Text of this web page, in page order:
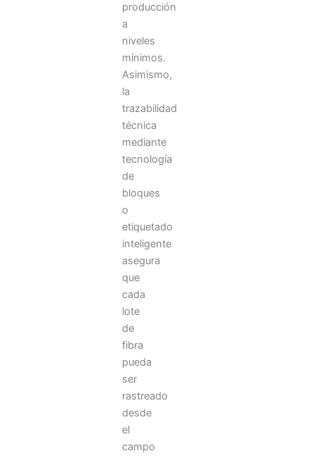
producción
a
niveles
mínimos.
Asimismo,
la
trazabilidad
técnica
mediante
tecnología
de
bloques
o
etiquetado
inteligente
asegura
que
cada
lote
de
fibra
pueda
ser
rastreado
desde
el
campo